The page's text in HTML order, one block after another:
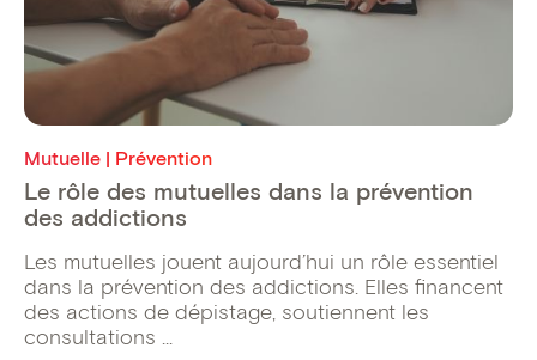
Mutuelle | Prévention
Le rôle des mutuelles dans la prévention
des addictions
Les mutuelles jouent aujourd’hui un rôle essentiel
dans la prévention des addictions. Elles financent
des actions de dépistage, soutiennent les
consultations ...